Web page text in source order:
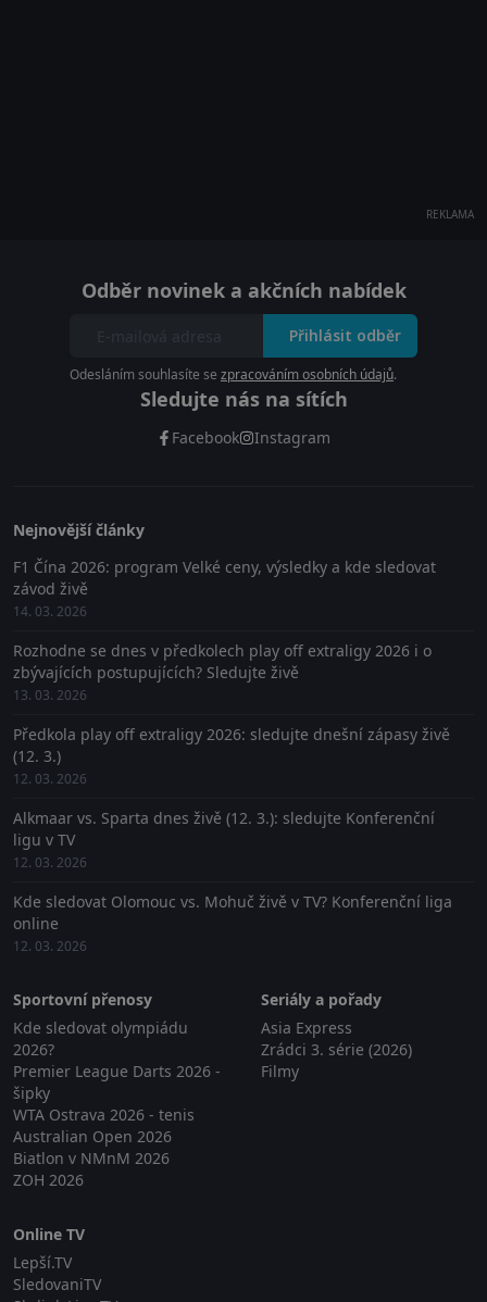
REKLAMA
Odběr novinek a akčních nabídek
Přihlásit odběr
Odesláním souhlasíte se zpracováním osobních údajů.
Sledujte nás na sítích
Facebook Instagram
Nejnovější články
F1 Čína 2026: program Velké ceny, výsledky a kde sledovat
závod živě
14. 03. 2026
Rozhodne se dnes v předkolech play off extraligy 2026 i o
zbývajících postupujících? Sledujte živě
13. 03. 2026
Předkola play off extraligy 2026: sledujte dnešní zápasy živě
(12. 3.)
12. 03. 2026
Alkmaar vs. Sparta dnes živě (12. 3.): sledujte Konferenční
ligu v TV
12. 03. 2026
Kde sledovat Olomouc vs. Mohuč živě v TV? Konferenční liga
online
12. 03. 2026
Sportovní přenosy
Kde sledovat olympiádu
2026?
Premier League Darts 2026 -
šipky
WTA Ostrava 2026 - tenis
Australian Open 2026
Biatlon v NMnM 2026
ZOH 2026
Seriály a pořady
Asia Express
Zrádci 3. série (2026)
Filmy
Online TV
Lepší.TV
SledovaniTV